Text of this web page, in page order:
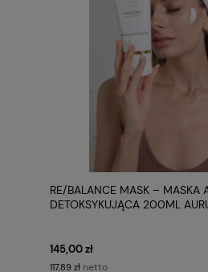
RE/BALANCE MASK – MASKA
DETOKSYKUJĄCA 200ML
145,00 zł
117,89 zł netto